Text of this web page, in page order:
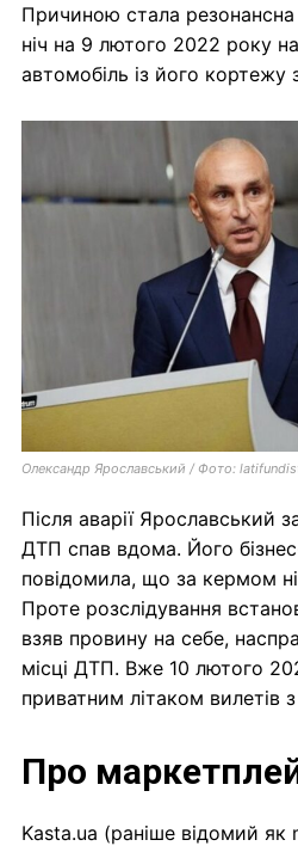
Причиною стала
ніч на 9 лютого 2022 року
автомобіль із його
Олександр Ярославський / Фото:
Після аварії Ярославський
ДТП спав вдома. Його
повідомила, що за кермом
Проте розслідування
взяв провину на себе,
місці ДТП. Вже 10 лютого
приватним літаком вилетів з
Про
Kasta.ua (раніше відомий як